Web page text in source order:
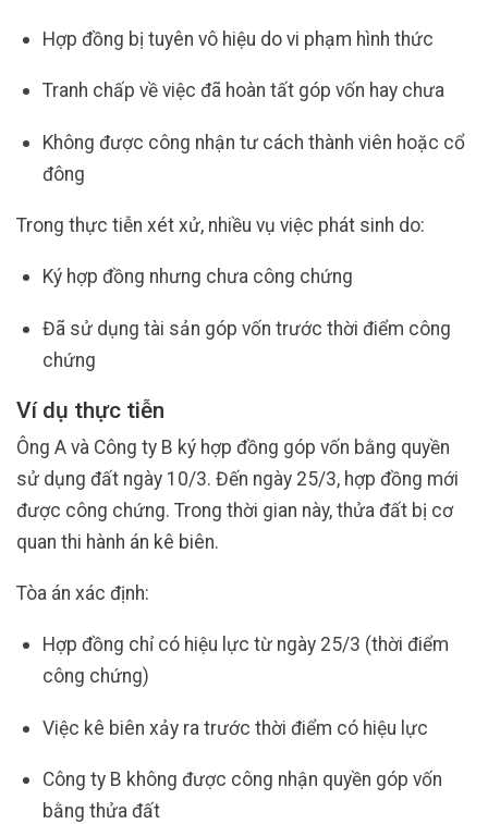
Hợp đồng bị tuyên vô hiệu do vi phạm hình thức
Tranh chấp về việc đã hoàn tất góp vốn hay chưa
Không được công nhận tư cách thành viên hoặc cổ
đông
Trong thực tiễn xét xử, nhiều vụ việc phát sinh do:
Ký hợp đồng nhưng chưa công chứng
Đã sử dụng tài sản góp vốn trước thời điểm công
chứng
Ví dụ thực tiễn
Ông A và Công ty B ký hợp đồng góp vốn bằng quyền
sử dụng đất ngày 10/3. Đến ngày 25/3, hợp đồng mới
được công chứng. Trong thời gian này, thửa đất bị cơ
quan thi hành án kê biên.
Tòa án xác định:
Hợp đồng chỉ có hiệu lực từ ngày 25/3 (thời điểm
công chứng)
Việc kê biên xảy ra trước thời điểm có hiệu lực
Công ty B không được công nhận quyền góp vốn
bằng thửa đất